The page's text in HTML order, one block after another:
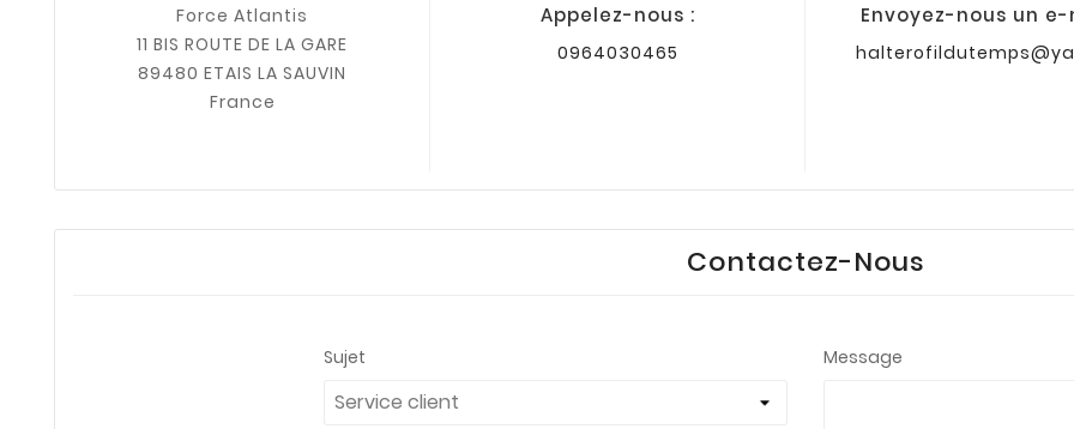
Force Atlantis
11 BIS ROUTE DE LA GARE
89480 ETAIS LA SAUVIN
France
Appelez-nous :
0964030465
Envoyez-nous un
Contactez-Nous
Sujet Message